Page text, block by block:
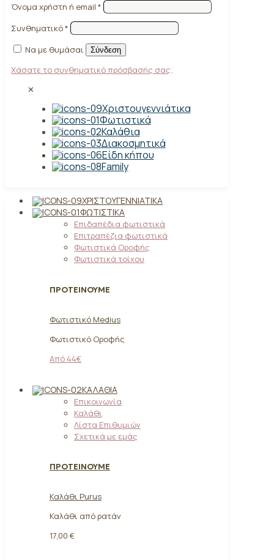
Όνομα χρήστη ή email *
Συνθηματικό*
Να με θυμάσαι
Σύνδεση
Χάσατε το συνθηματικό πρόσβασής σας;
✕
Χριστουγεννιάτικα
Φωτιστικά
Καλάθια
Διακοσμητικά
Είδη κήπου
Family
ΧΡΙΣΤΟΥΓΕΝΝΙΆΤΙΚΑ
ΦΩΤΙΣΤΙΚΆ
Επιδαπέδια φωτιστικά
Επιτραπέζια φωτιστικά
Φωτιστικά Οροφής
Φωτιστικά τοίχου
ΠΡΟΤΕΙΝΟΥΜΕ
Φωτιστικό Medius
Φωτιστικό Οροφής
Από 44€
ΚΑΛΆΘΙΑ
Επικοινωνία
Καλάθι
Λίστα Επιθυμιών
Σχετικά με εμάς
ΠΡΟΤΕΙΝΟΥΜΕ
Καλάθι Purus
Καλάθι από ρατάν
17,00 €